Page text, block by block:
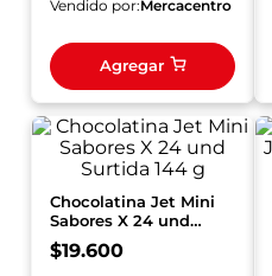
Vendido por:Mercacentro
Agregar
Chocolatina Jet Mini
Sabores X 24 und
Surtida 144 g
$19.600